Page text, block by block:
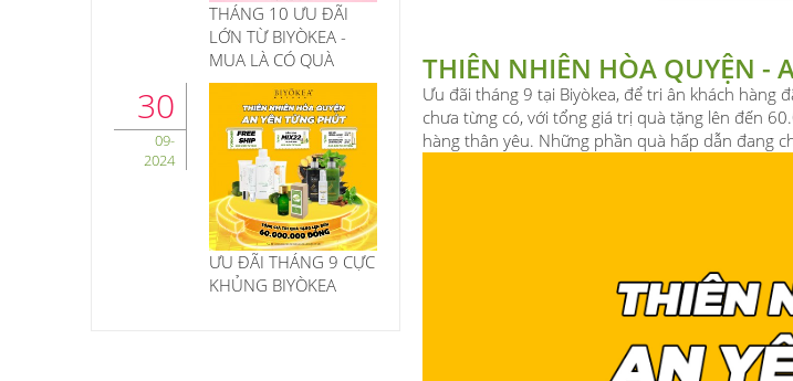
THIÊN NHIÊN HÒA QUYỆN -
Ưu đãi tháng 9 tại Biyòkea, để tri ân khách hàng
chưa từng có, với tổng giá trị quà tặng lên đến
hàng thân yêu. Những phần quà hấp dẫn đang
THÁNG 10 ƯU ĐÃI
LỚN TỪ BIYÒKEA -
MUA LÀ CÓ QUÀ
30
09-
2024
ƯU ĐÃI THÁNG 9 CỰC
KHỦNG BIYÒKEA